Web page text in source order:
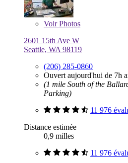
VoirPhotos
2601 15th Ave W
Seattle, WA 98119
(206) 285-0860
Ouvert aujourd'hui de 7h
(1 mile South of the
Parking)
11 976
Distance estimée
0,9 milles
11 976